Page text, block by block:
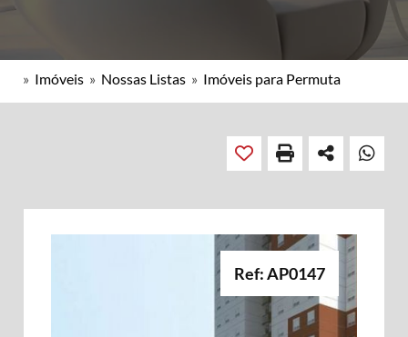
» Imóveis » Nossas Listas » Imóveis para Permuta
Ref: AP0147